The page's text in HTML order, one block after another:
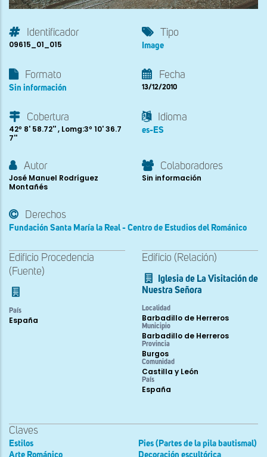
Identificador
09615_01_015
Tipo
Image
Formato
Sin información
Fecha
13/12/2010
Cobertura
42º 8' 58.72'' , Lomg:3º 10' 36.7
7''
Idioma
es-ES
Autor
José Manuel Rodríguez
Montañés
Colaboradores
Sin información
Derechos
Fundación Santa María la Real - Centro de Estudios del Románico
Edificio Procedencia
(Fuente)
País
España
Edificio (Relación)
Iglesia de La Visitación de
Nuestra Señora
Localidad
Barbadillo de Herreros
Municipio
Barbadillo de Herreros
Provincia
Burgos
Comunidad
Castilla y León
País
España
Claves
Estilos
Arte Románico
Pies (Partes de la pila bautismal)
Decoración escultórica